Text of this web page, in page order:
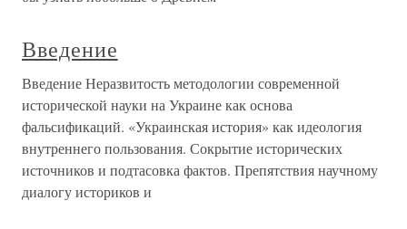
Введение
Введение Неразвитость методологии современной
исторической науки на Украине как основа
фальсификаций. «Украинская история» как идеология
внутреннего пользования. Сокрытие исторических
источников и подтасовка фактов. Препятствия научному
диалогу историков и